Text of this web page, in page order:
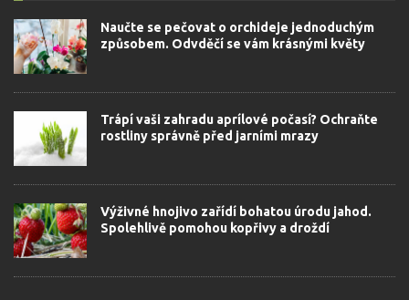
Naučte se pečovat o orchideje jednoduchým
způsobem. Odvděčí se vám krásnými květy
Trápí vaši zahradu aprílové počasí? Ochraňte
rostliny správně před jarními mrazy
Výživné hnojivo zařídí bohatou úrodu jahod.
Spolehlivě pomohou kopřivy a droždí